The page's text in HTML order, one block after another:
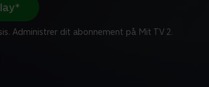
Administrer dit abonnement på Mit TV 2.